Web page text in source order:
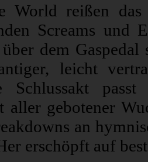
World reißen
Screams und
dem
leicht
Schlussakt
aller gebotener
an
erschöpft auf